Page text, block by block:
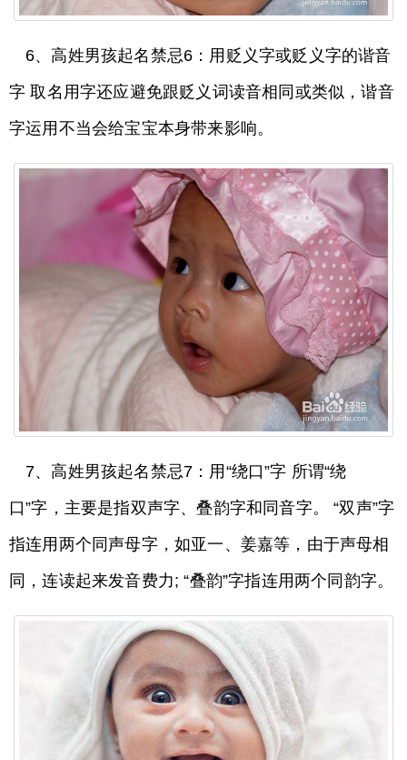
6、高姓男孩起名禁忌6：用贬义字或贬义字的谐音
字 取名用字还应避免跟贬义词读音相同或类似，谐音
字运用不当会给宝宝本身带来影响。
7、高姓男孩起名禁忌7：用“绕口”字 所谓“绕
口”字，主要是指双声字、叠韵字和同音字。 “双声”字
指连用两个同声母字，如亚一、姜嘉等，由于声母相
同，连读起来发音费力; “叠韵”字指连用两个同韵字。